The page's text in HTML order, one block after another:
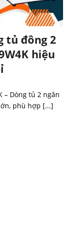
tủ đông 2
hiệu
– Dòng tủ 2 ngăn
phù hợp [...]